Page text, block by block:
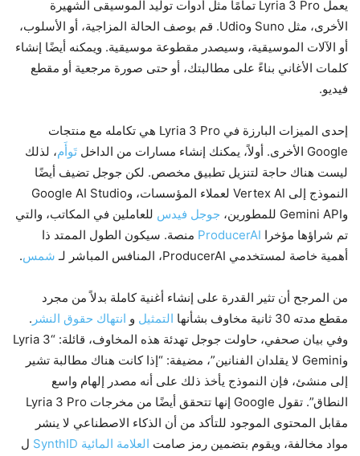
يعمل Lyria 3 Pro تمامًا مثل أدوات توليد الموسيقى الشهيرة
الأخرى، مثل Suno وUdio. قم بوصف الحالة المزاجية، أو الأسلوب،
أو الآلات الموسيقية، وسيصدر مقطوعة موسيقية. ويمكنه أيضًا إنشاء
كلمات الأغاني بناءً على مطالبتك، أو حتى صورة مرجعية أو مقطع
فيديو.
إحدى الميزات البارزة في Lyria 3 Pro هي تكامله مع منتجات
Google الأخرى. أولاً، يمكنك إنشاء مسارات من الداخل
تَوأَم، لذلك
ليست هناك حاجة لتنزيل تطبيق مخصص. لكن جوجل تضيف أيضًا
النموذج إلى Vertex AI لعملاء المؤسسات، وGoogle AI Studio
وGemini API للمطورين،
جوجل فيدس للعاملين في المكاتب، والتي
تم شراؤها مؤخرا ProducerAI منصة. سيكون الطول الممتد ذا
أهمية خاصة لمستخدمي ProducerAI، المنافس المباشر لـ
شمس.
من المرجح أن تثير القدرة على إنشاء أغنية كاملة بدلاً من مجرد
مقطع مدته 30 ثانية مخاوف بشأنها
التمثيل و انتهاك حقوق النشر .
وفي بيان صحفي، حاولت جوجل تهدئة هذه المخاوف، قائلة: “Lyria 3
وGemini لا يقلدان الفنانين”، مضيفة: “إذا كانت هناك مطالبة تشير
إلى منشئ، فإن النموذج يأخذ ذلك على أنه مصدر إلهام واسع
النطاق”. تقول Google إنها تتحقق أيضًا من مخرجات Lyria 3 Pro
مقابل المحتوى الموجود للتأكد من أن الذكاء الاصطناعي لا ينشر
مواد مخالفة، ويقوم بتضمين رمز صامت العلامة المائية SynthID
ل